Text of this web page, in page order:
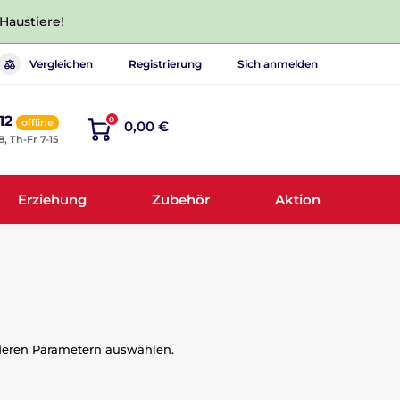
Vergleichen Registrierung Sich anmelden
offline
Th-Fr 7-15
0 0,00 €
Erziehung Zubehör Aktion
Parametern auswählen.